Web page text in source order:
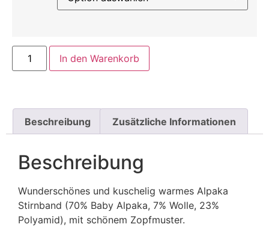
In den Warenkorb
Beschreibung Zusätzliche Informationen
Beschreibung
Wunderschönes und kuschelig warmes Alpaka
Stirnband (70% Baby Alpaka, 7% Wolle, 23%
Polyamid), mit schönem Zopfmuster.